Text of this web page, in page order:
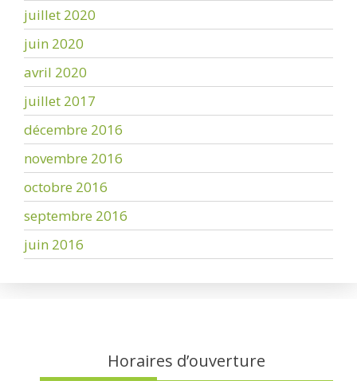
juillet 2020
juin 2020
avril 2020
juillet 2017
décembre 2016
novembre 2016
octobre 2016
septembre 2016
juin 2016
Horaires d’ouverture